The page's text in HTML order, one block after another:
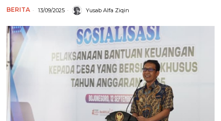
BERITA 13/09/2025 Yusab Alfa Ziqin